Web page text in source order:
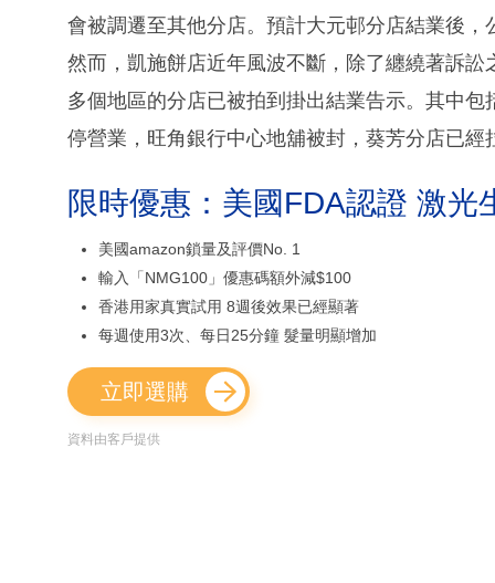
會被調遷至其他分店。預計大元邨分店結業後
然而，凱施餅店近年風波不斷，除了纏繞著訴
多個地區的分店已被拍到掛出結業告示。其中
停營業，旺角銀行中心地舖被封，葵芳分店已經
限時優惠：美國FDA認證 激光
美國amazon鎖量及評價No. 1
輸入「NMG100」優惠碼額外減$100
香港用家真實試用 8週後效果已經顯著
每週使用3次、每日25分鐘 髮量明顯增加
立即選購
資料由客戶提供